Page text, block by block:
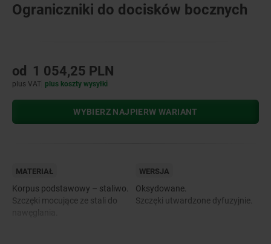
Ograniczniki do docisków bocznych
od 1 054,25 PLN
plus VAT plus koszty wysyłki
WYBIERZ NAJPIERW WARIANT
MATERIAŁ
Korpus podstawowy – staliwo.
Szczęki mocujące ze stali do
WERSJA
Oksydowane.
Szczęki utwardzone dyfuzyjnie.